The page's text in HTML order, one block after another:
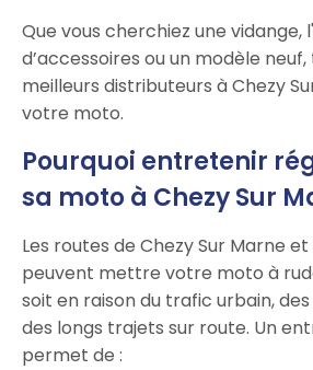
Que vous cherchiez une vidange,
d’accessoires ou un modèle
meilleurs distributeurs à Chezy
votre moto.
Pourquoi entretenir
sa moto à Chezy Sur
Les routes de Chezy Sur Marne
peuvent mettre votre moto à
soit en raison du trafic urbain,
des longs trajets sur route. Un
permet de :